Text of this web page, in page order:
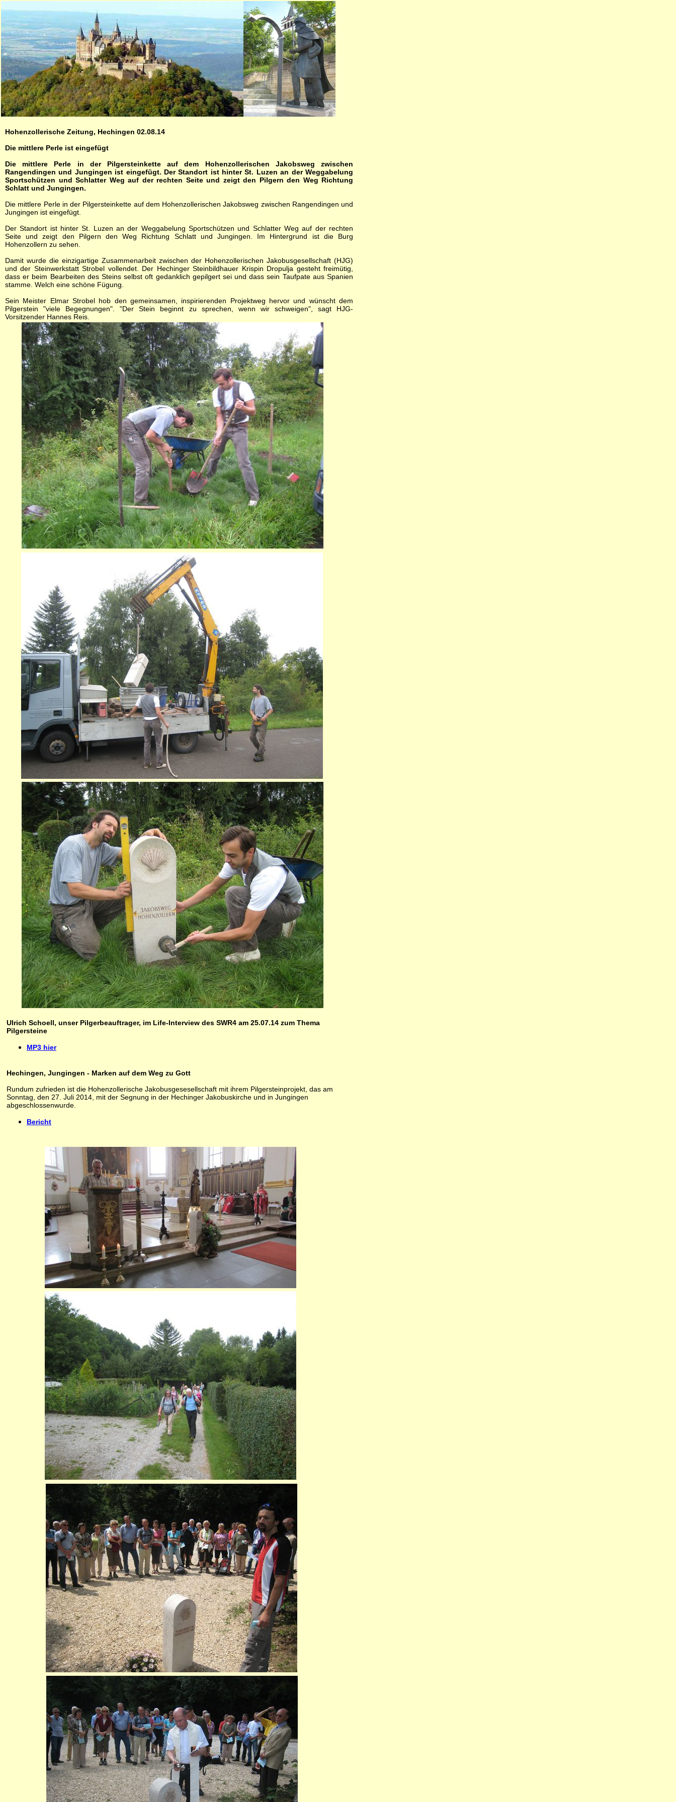
Hohenzollerische Zeitung, Hechingen 02.08.14
Die mittlere Perle ist eingefügt
Die mittlere Perle in der Pilgersteinkette auf dem Hohenzollerischen Jakobsweg zwischen
Rangendingen und Jungingen ist eingefügt. Der Standort ist hinter St. Luzen an der Weggabelung
Sportschützen und Schlatter Weg auf der rechten Seite und zeigt den Pilgern den Weg Richtung
Schlatt und Jungingen.
Die mittlere Perle in der Pilgersteinkette auf dem Hohenzollerischen Jakobsweg zwischen Rangendingen und
Jungingen ist eingefügt.
Der Standort ist hinter St. Luzen an der Weggabelung Sportschützen und Schlatter Weg auf der rechten
Seite und zeigt den Pilgern den Weg Richtung Schlatt und Jungingen. Im Hintergrund ist die Burg
Hohenzollern zu sehen.
Damit wurde die einzigartige Zusammenarbeit zwischen der Hohenzollerischen Jakobusgesellschaft (HJG)
und der Steinwerkstatt Strobel vollendet. Der Hechinger Steinbildhauer Krispin Dropulja gesteht freimütig,
dass er beim Bearbeiten des Steins selbst oft gedanklich gepilgert sei und dass sein Taufpate aus Spanien
stamme. Welch eine schöne Fügung.
Sein Meister Elmar Strobel hob den gemeinsamen, inspirierenden Projektweg hervor und wünscht dem
Pilgerstein "viele Begegnungen". "Der Stein beginnt zu sprechen, wenn wir schweigen", sagt HJG-
Vorsitzender Hannes Reis.
Ulrich Schoell, unser Pilgerbeauftrager, im Life-Interview des SWR4 am 25.07.14 zum Thema
Pilgersteine
MP3 hier
Hechingen, Jungingen - Marken auf dem Weg zu Gott
Rundum zufrieden ist die Hohenzollerische Jakobusgesesellschaft mit ihrem Pilgersteinprojekt, das am
Sonntag, den 27. Juli 2014, mit der Segnung in der Hechinger Jakobuskirche und in Jungingen
abgeschlossenwurde.
Bericht